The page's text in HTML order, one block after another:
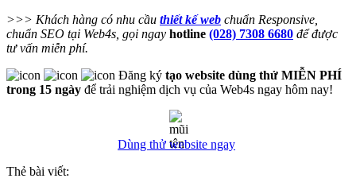
>>> Khách hàng có nhu cầu thiết kế web chuẩn Responsive,
chuẩn SEO tại Web4s, gọi ngay hotline (028) 7308 6680 để được
tư vấn miễn phí.
Đăng ký tạo website dùng thử MIỄN PHÍ
trong 15 ngày để trải nghiệm dịch vụ của Web4s ngay hôm nay!
Dùng thử website ngay
Thẻ bài viết: